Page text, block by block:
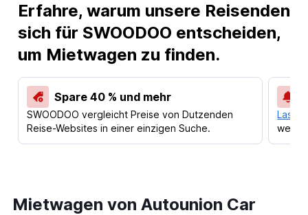
Erfahre, warum unsere Reisenden
sich für SWOODOO entscheiden,
um Mietwagen zu finden.
Spare 40 % und mehr
SWOODOO vergleicht Preise von Dutzenden
Reise-Websites in einer einzigen Suche.
Lass
Mietwagen von Autounion Car